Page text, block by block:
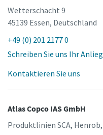
Wetterschacht 9
45139 Essen, Deutschland
+49 (0) 201 2177 0
Schreiben Sie uns Ihr
Kontaktieren Sie uns
Atlas Copco IAS GmbH
Produktlinien SCA,